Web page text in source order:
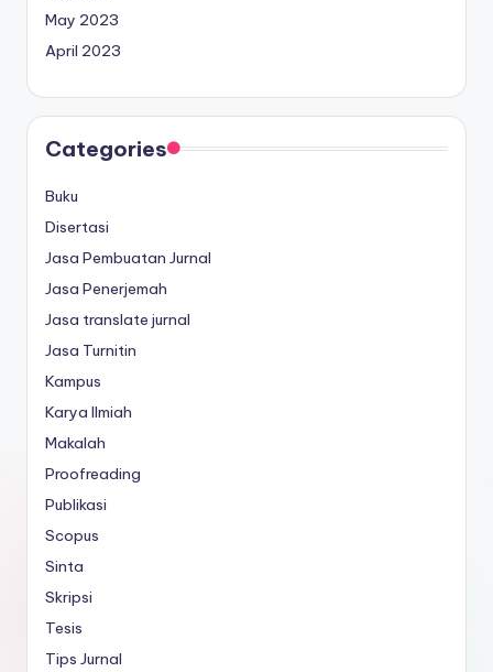
May 2023
April 2023
Categories
Buku
Disertasi
Jasa Pembuatan Jurnal
Jasa Penerjemah
Jasa translate jurnal
Jasa Turnitin
Kampus
Karya Ilmiah
Makalah
Proofreading
Publikasi
Scopus
Sinta
Skripsi
Tesis
Tips Jurnal